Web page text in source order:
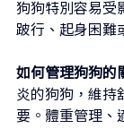
狗狗特別容易受
跛行、起身困難
如何管理狗狗的
炎的狗狗，維持
要。體重管理、